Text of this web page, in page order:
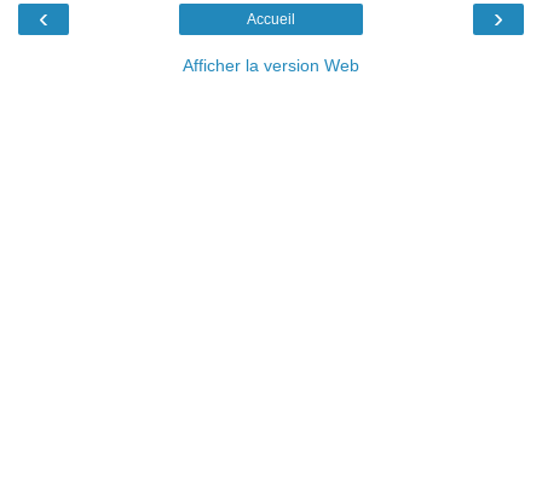
‹ ›
Accueil
Afficher la version Web